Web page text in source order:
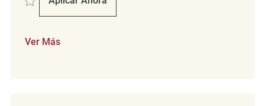
Part Time Merchandising Associate
Ver Más